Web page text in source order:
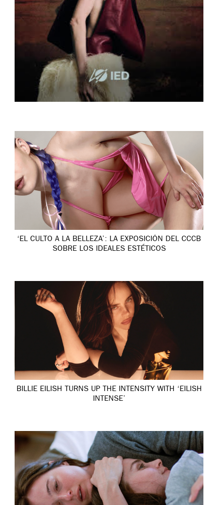
‘EL CULTO A LA BELLEZA’: LA EXPOSICIÓN DEL CCCB
SOBRE LOS IDEALES ESTÉTICOS
BILLIE EILISH TURNS UP THE INTENSITY WITH ‘EILISH
INTENSE’